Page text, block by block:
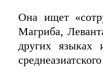
Она ищет
Магриба,
других